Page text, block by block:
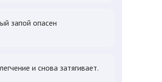
запой опасен
и снова затягивает.